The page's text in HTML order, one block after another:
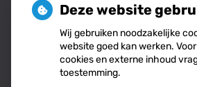
Nieuws
Let op: valse Infomedics-mails
Deze website
Wij gebruiken noodzakelijke
website goed kan werken.
cookies en externe inhoud
toestemming.